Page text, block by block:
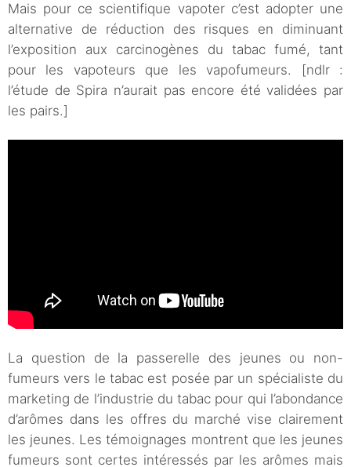
Mais pour ce scientifique vapoter c’est adopter une
alternative de réduction des risques en diminuant
l’exposition aux carcinogènes du tabac fumé, tant
pour les vapoteurs que les vapofumeurs. [ndlr :
l’étude de Spira n’aurait pas encore été validées par
les pairs.]
La question de la passerelle des jeunes ou non-
fumeurs vers le tabac est posée par un spécialiste du
marketing de l’industrie du tabac pour qui l’abondance
d’arômes dans les offres du marché vise clairement
les jeunes. Les témoignages montrent que les jeunes
fumeurs sont certes intéressés par les arômes mais